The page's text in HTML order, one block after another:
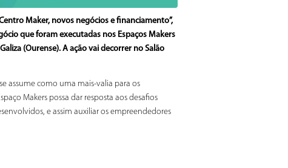
Maker, novos negócios e financiamento”,
que foram executadas nos Espaços Makers
(Ourense). A ação vai decorrer no Salão
assume como uma mais-valia para os
Makers possa dar resposta aos desafios
e assim auxiliar os empreendedores